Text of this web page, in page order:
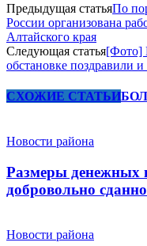
Предыдущая статьяПо
России организована
Алтайского края
Следующая статья[Фото]
обстановке поздравили
СХОЖИЕ СТАТЬИ
Новости района
Размеры денежных
добровольно
Новости района